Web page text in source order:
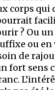
corps qui
? Ou un
ou en
de
fort sens